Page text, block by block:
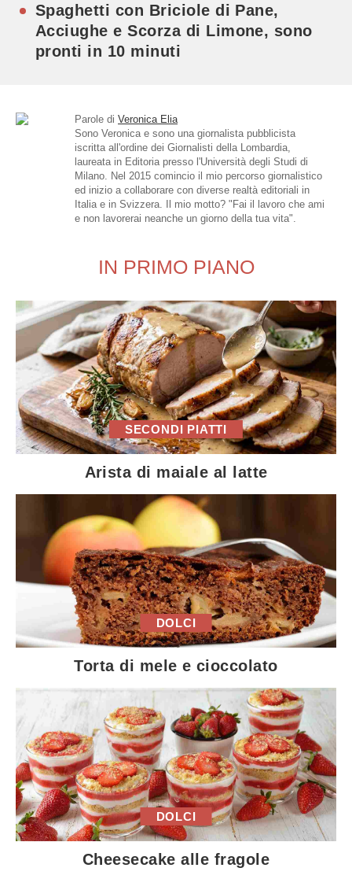
Spaghetti con Briciole di Pane,
Acciughe e Scorza di Limone, sono
pronti in 10 minuti
Parole di Veronica Elia
Sono Veronica e sono una giornalista pubblicista
iscritta all'ordine dei Giornalisti della Lombardia,
laureata in Editoria presso l'Università degli Studi di
Milano. Nel 2015 comincio il mio percorso giornalistico
ed inizio a collaborare con diverse realtà editoriali in
Italia e in Svizzera. Il mio motto? "Fai il lavoro che ami
e non lavorerai neanche un giorno della tua vita".
IN PRIMO PIANO
SECONDI PIATTI
Arista di maiale al latte
DOLCI
Torta di mele e cioccolato
DOLCI
Cheesecake alle fragole